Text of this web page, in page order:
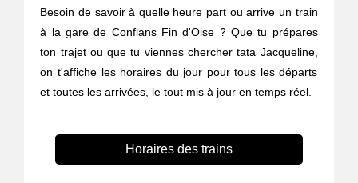
Besoin de savoir à quelle heure part ou arrive un train
à la gare de Conflans Fin d'Oise ? Que tu prépares
ton trajet ou que tu viennes chercher tata Jacqueline,
on t'affiche les horaires du jour pour tous les départs
et toutes les arrivées, le tout mis à jour en temps réel.
Horaires des trains